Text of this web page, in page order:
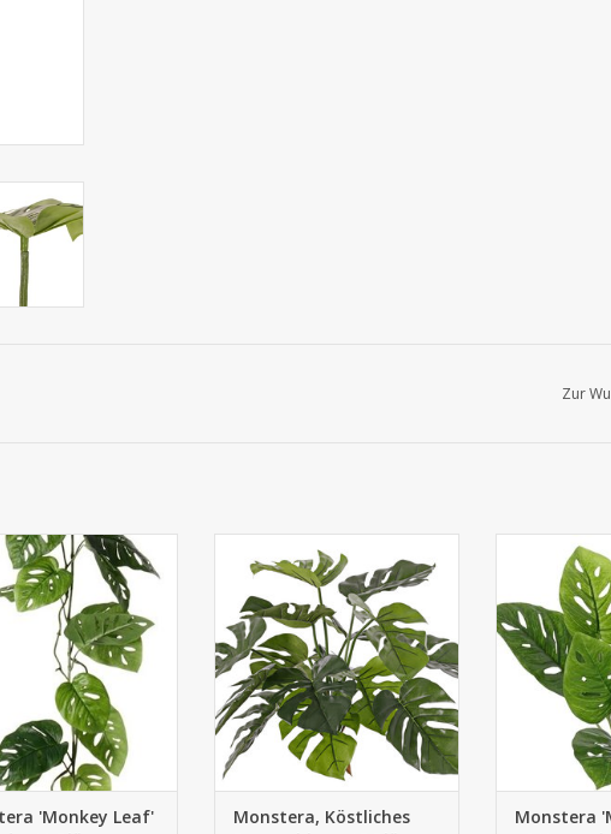
Zur
- Monstera 'Monkey
19 Blätter, 115cm
'Monkey Leaf'
711422FRUV - Monstera,
Köstliches Fensterblatt, 15
Blätter, schwer entflammbar &
UV sicher, 40 cm
Monstera, Köstliches
711421GR -
Leaf' , 3
Blätter, Ø
Monstera